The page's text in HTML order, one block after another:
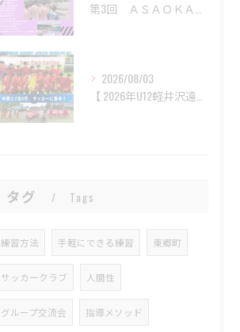
2026/08/03
タグ Tags
練習方法 手軽にできる練習 東郷町
サッカークラブ 人間性
グループ交流会 指導メソッド